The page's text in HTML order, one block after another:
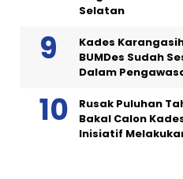
Selatan
Kades
BUMDes Sudah
Dalam
Rusak Puluhan
Bakal Calon
Inisiatif